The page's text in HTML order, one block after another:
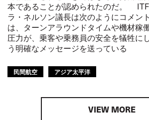
本であることが認められたのだ。
ラ・ネルソン議長は次のようにコメン
は、ターンアラウンドタイムや機材稼
圧力が、乗客や乗務員の安全を犠牲に
う明確なメッセージを送っている
民間航空 アジア太平洋
VIEW MORE